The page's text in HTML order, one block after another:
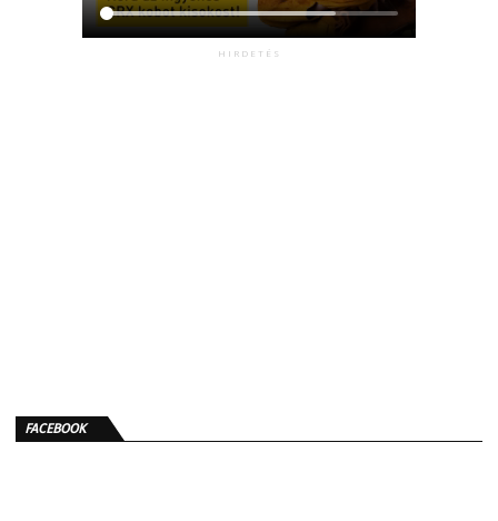
HIRDETÉS
FACEBOOK